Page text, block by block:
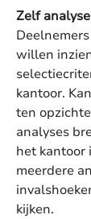
Zelf
willen
kantoor.
ten
analyses
het kantoor
meerdere
kijken.